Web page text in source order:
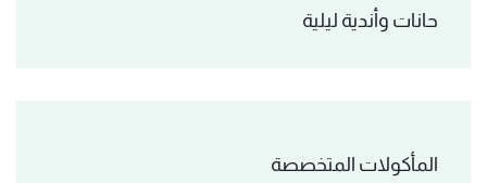
حانات وأندية ليلية
المأكولات المتخصصة